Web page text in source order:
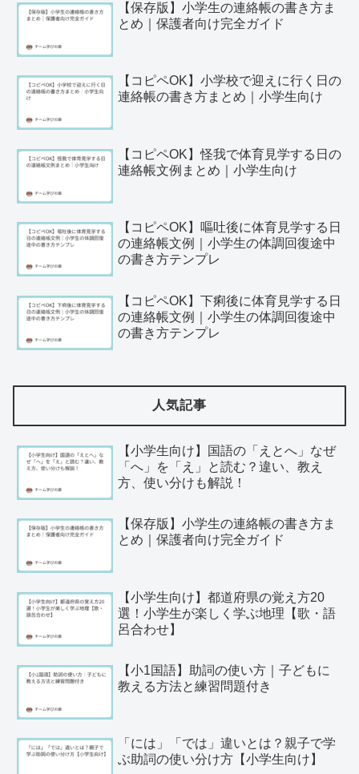
【保存版】小学生の連絡帳の書き方ま
とめ｜保護者向け完全ガイド
【コピペOK】小学校で迎えに行く日の
連絡帳の書き方まとめ｜小学生向け
【コピペOK】怪我で体育見学する日の
連絡帳文例まとめ｜小学生向け
【コピペOK】嘔吐後に体育見学する日
の連絡帳文例｜小学生の体調回復途中
の書き方テンプレ
【コピペOK】下痢後に体育見学する日
の連絡帳文例｜小学生の体調回復途中
の書き方テンプレ
人気記事
【小学生向け】国語の「えとへ」なぜ
「へ」を「え」と読む？違い、教え
方、使い分けも解説！
【保存版】小学生の連絡帳の書き方ま
とめ｜保護者向け完全ガイド
【小学生向け】都道府県の覚え方20
選！小学生が楽しく学ぶ地理【歌・語
呂合わせ】
【小1国語】助詞の使い方｜子どもに
教える方法と練習問題付き
「には」「では」違いとは？親子で学
ぶ助詞の使い分け方【小学生向け】